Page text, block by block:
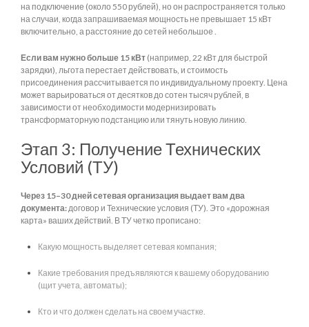
на подключение (около 550 рублей), но он распространяется только
на случаи, когда запрашиваемая мощность не превышает 15 кВт
включительно, а расстояние до сетей небольшое .
Если вам нужно больше 15 кВт (например, 22 кВт для быстрой
зарядки), льгота перестает действовать, и стоимость
присоединения рассчитывается по индивидуальному проекту. Цена
может варьироваться от десятков до сотен тысяч рублей, в
зависимости от необходимости модернизировать
трансформаторную подстанцию или тянуть новую линию.
Этап 3: Получение Технических
Условий (ТУ)
Через 15–30 дней сетевая организация выдает вам два
документа: договор и Технические условия (ТУ). Это «дорожная
карта» ваших действий. В ТУ четко прописано:
Какую мощность выделяет сетевая компания;
Какие требования предъявляются к вашему оборудованию
(щит учета, автоматы);
Кто и что должен сделать на своем участке.